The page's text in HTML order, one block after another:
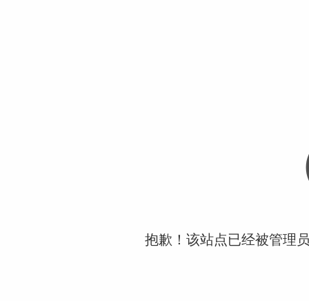
抱歉！该站点已经被管理